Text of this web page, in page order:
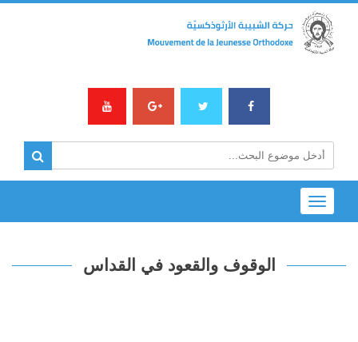
Toggle
navigation
الوقوف والقعود في القداس